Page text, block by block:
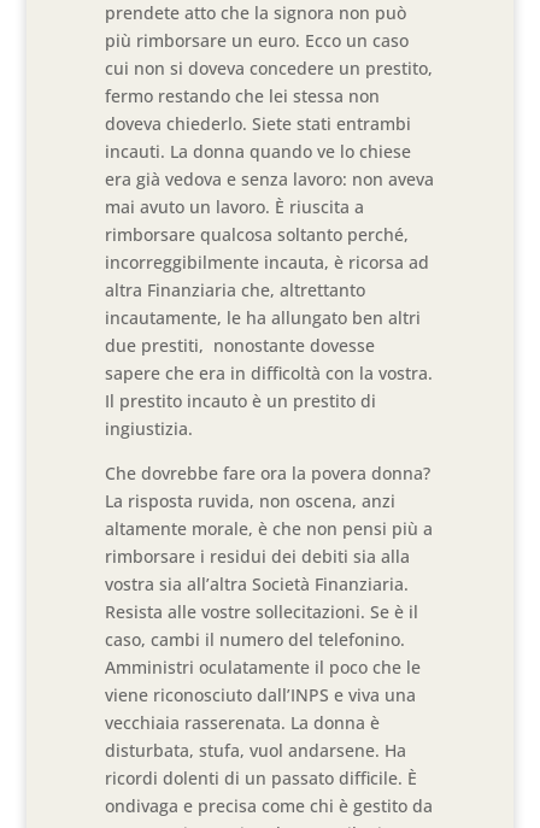
prendete atto che la signora non può
più rimborsare un euro. Ecco un caso
cui non si doveva concedere un prestito,
fermo restando che lei stessa non
doveva chiederlo. Siete stati entrambi
incauti. La donna quando ve lo chiese
era già vedova e senza lavoro: non aveva
mai avuto un lavoro. È riuscita a
rimborsare qualcosa soltanto perché,
incorreggibilmente incauta, è ricorsa ad
altra Finanziaria che, altrettanto
incautamente, le ha allungato ben altri
due prestiti, nonostante dovesse
sapere che era in difficoltà con la vostra.
Il prestito incauto è un prestito di
ingiustizia.
Che dovrebbe fare ora la povera donna?
La risposta ruvida, non oscena, anzi
altamente morale, è che non pensi più a
rimborsare i residui dei debiti sia alla
vostra sia all’altra Società Finanziaria.
Resista alle vostre sollecitazioni. Se è il
caso, cambi il numero del telefonino.
Amministri oculatamente il poco che le
viene riconosciuto dall’INPS e viva una
vecchiaia rasserenata. La donna è
disturbata, stufa, vuol andarsene. Ha
ricordi dolenti di un passato difficile. È
ondivaga e precisa come chi è gestito da